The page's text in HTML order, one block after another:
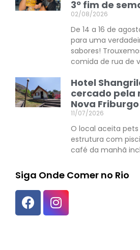
3º fim de
02/08/2026
De 14 a 16 de
para uma
sabores!
comida de rua de
Hotel
cercado pela
Nova Friburgo
11/07/2026
O local aceita
estrutura com
café da manhã
Siga Onde Comer no Rio